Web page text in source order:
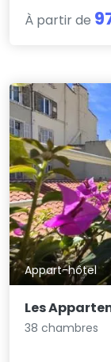
À partir de
Appart-hôtel
Les
38 chambres